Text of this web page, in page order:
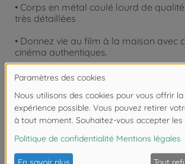
• Corps en métal coulé lourd de
très détaillées
• Donnez vie au film à la maison avec
cinéma authentiques.
• piles 3 x 1,5V-LR44 incluses
Les avis
FAQ